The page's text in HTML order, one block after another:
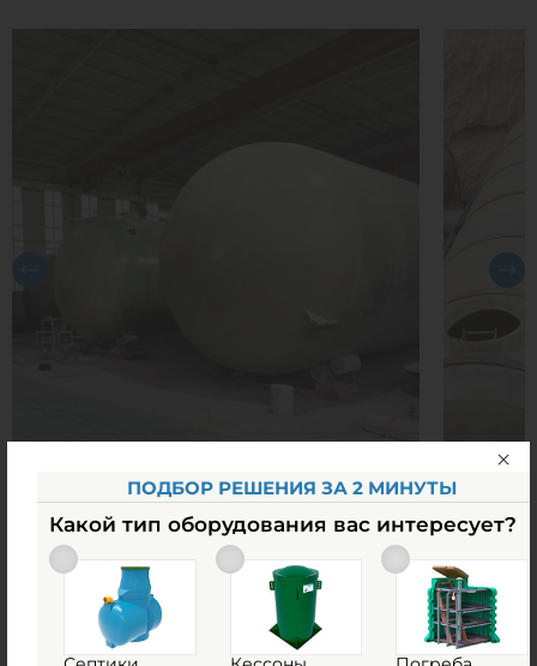
Похожие товары
ПОДБОР РЕШЕНИЯ ЗА 2 МИНУТЫ
Какой тип оборудования вас интересует?